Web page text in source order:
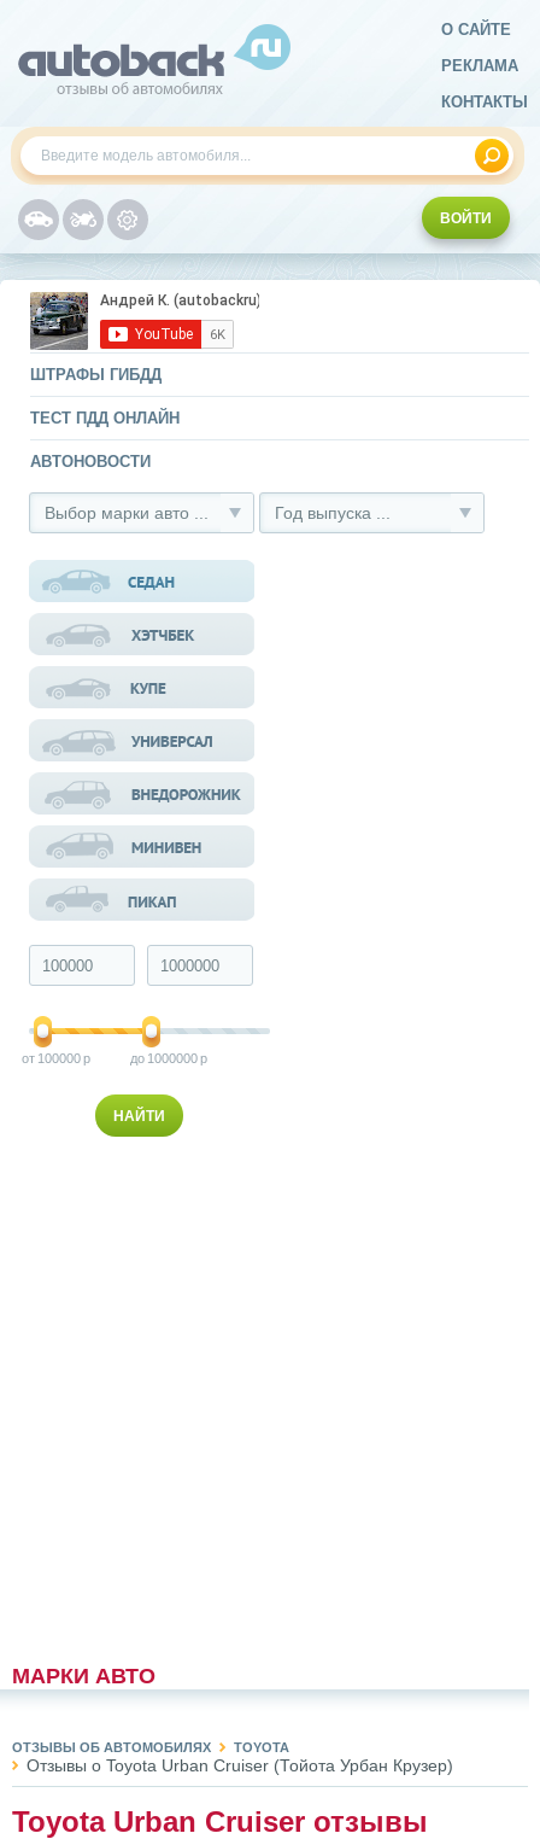
О САЙТЕ
РЕКЛАМА
КОНТАКТЫ
ВОЙТИ
ШТРАФЫ ГИБДД
ТЕСТ ПДД ОНЛАЙН
АВТОНОВОСТИ
Выбор марки авто ... Год выпуска ...
100000 1000000
МАРКИ АВТО
ОТЗЫВЫ ОБ АВТОМОБИЛЯХ TOYOTA
Отзывы о Toyota Urban Cruiser (Тойота Урбан Крузер)
Toyota Urban Cruiser отзывы